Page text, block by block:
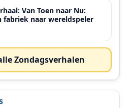
Van Toen naar Nu:
fabriek naar wereldspeler
Zondagsverhalen